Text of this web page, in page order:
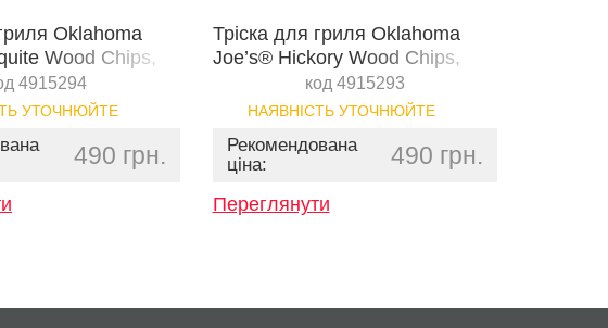
Oklahoma
Wood Chips,
4915294
УТОЧНЮЙТЕ
490 грн.
Тріска для гриля Oklahoma
Joe’s® Hickory Wood Chips,
код 4915293
НАЯВНІСТЬ УТОЧНЮЙТЕ
Рекомендована
ціна:
490 грн.
Переглянути